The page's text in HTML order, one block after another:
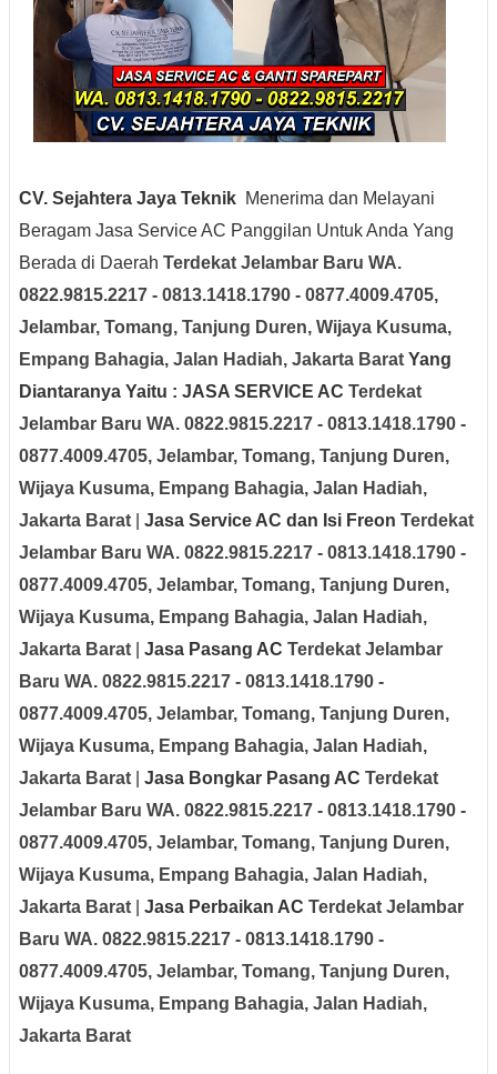
CV. Sejahtera Jaya Teknik Menerima dan Melayani
Beragam Jasa Service AC Panggilan Untuk Anda Yang
Berada di Daerah Terdekat Jelambar Baru WA.
0822.9815.2217 - 0813.1418.1790 - 0877.4009.4705,
Jelambar, Tomang, Tanjung Duren, Wijaya Kusuma,
Empang Bahagia, Jalan Hadiah, Jakarta Barat Yang
Diantaranya Yaitu : JASA SERVICE AC Terdekat
Jelambar Baru WA. 0822.9815.2217 - 0813.1418.1790 -
0877.4009.4705, Jelambar, Tomang, Tanjung Duren,
Wijaya Kusuma, Empang Bahagia, Jalan Hadiah,
Jakarta Barat
Jasa Service AC dan Isi Freon Terdekat
Jelambar Baru WA. 0822.9815.2217 - 0813.1418.1790 -
0877.4009.4705, Jelambar, Tomang, Tanjung Duren,
Wijaya Kusuma, Empang Bahagia, Jalan Hadiah,
Jakarta Barat
Jasa Pasang AC Terdekat Jelambar
Baru WA. 0822.9815.2217 - 0813.1418.1790 -
0877.4009.4705, Jelambar, Tomang, Tanjung Duren,
Wijaya Kusuma, Empang Bahagia, Jalan Hadiah,
Jakarta Barat
Jasa Bongkar Pasang AC Terdekat
Jelambar Baru WA. 0822.9815.2217 - 0813.1418.1790 -
0877.4009.4705, Jelambar, Tomang, Tanjung Duren,
Wijaya Kusuma, Empang Bahagia, Jalan Hadiah,
Jakarta Barat
Jasa Perbaikan AC Terdekat Jelambar
Baru WA. 0822.9815.2217 - 0813.1418.1790 -
0877.4009.4705, Jelambar, Tomang, Tanjung Duren,
Wijaya Kusuma, Empang Bahagia, Jalan Hadiah,
Jakarta Barat